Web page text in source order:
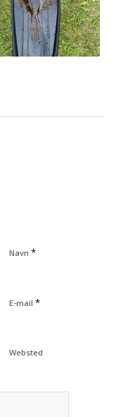
Navn *
E-mail *
Websted